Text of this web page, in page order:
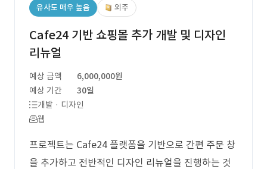
유사도 매우 높음 외주
Cafe24 기반 쇼핑몰 추가 개발 및 디자인
리뉴얼
예상 금액
6,000,000원
예상 기간
30일
개발 · 디자인
웹
프로젝트는 Cafe24 플랫폼을 기반으로 간편 주문 창
을 추가하고 전반적인 디자인 리뉴얼을 진행하는 것